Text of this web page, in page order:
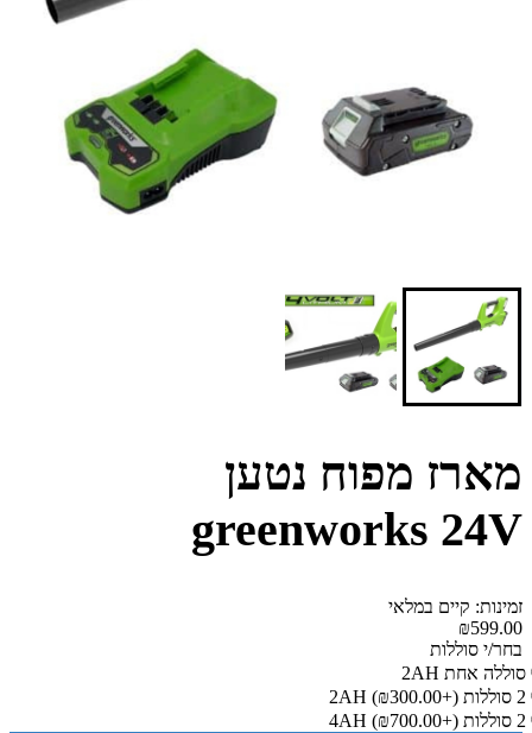
מארז מפוח נטען
greenworks 24V
זמינות: קיים במלאי
₪599.00
בחר/י סוללות
סוללה אחת 2AH
2 סוללות 2AH
(₪300.00+)
2 סוללות 4AH
(₪700.00+)